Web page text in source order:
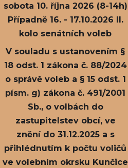
sobota 10. října 2026 (8-14h)
Případně 16. - 17.10.2026 II.
kolo senátních voleb
V souladu s ustanovením §
18 odst. 1 zákona č. 88/2024
o správě voleb a § 15 odst. 1
písm. g) zákona č. 491/2001
Sb., o volbách do
zastupitelstev obcí, ve
znění do 31.12.2025 a s
přihlédnutím k počtu voličů
ve volebním okrsku Kunčice